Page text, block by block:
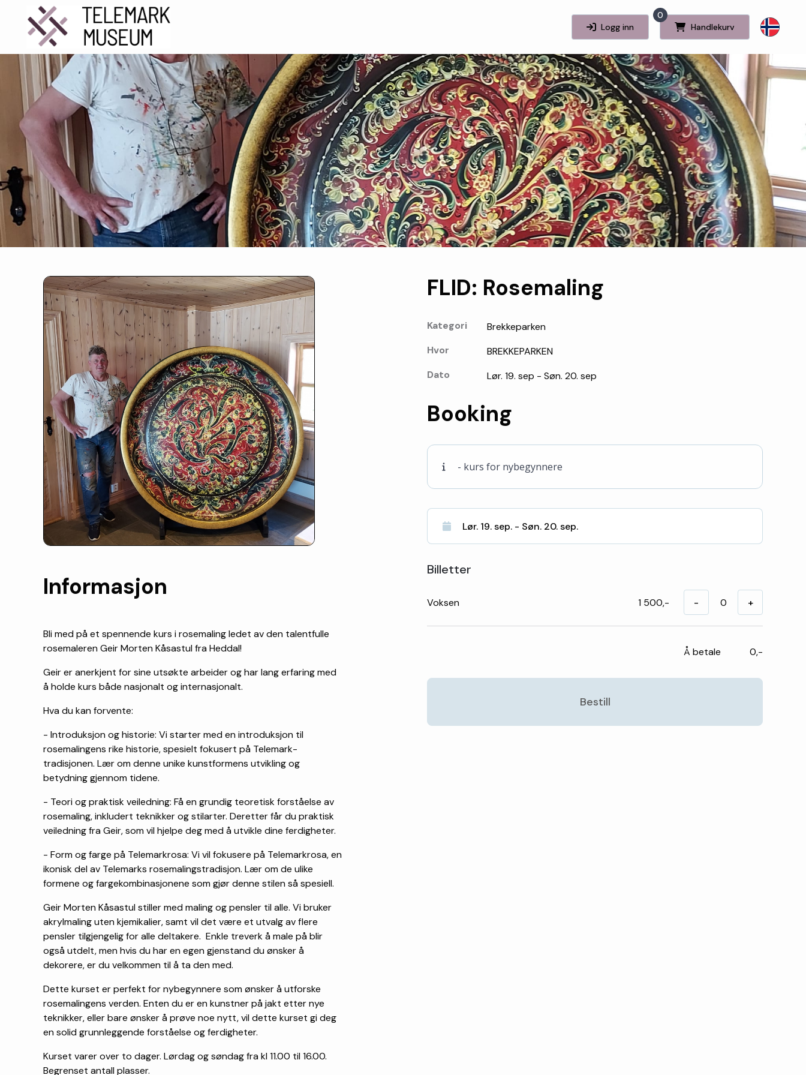
Logg inn Handlekurv
0
Informasjon
Bli med på et spennende kurs i rosemaling ledet av den talentfulle
rosemaleren Geir Morten Kåsastul fra Heddal!
Geir er anerkjent for sine utsøkte arbeider og har lang erfaring med
å holde kurs både nasjonalt og internasjonalt.
Hva du kan forvente:
- Introduksjon og historie: Vi starter med en introduksjon til
rosemalingens rike historie, spesielt fokusert på Telemark-
tradisjonen. Lær om denne unike kunstformens utvikling og
betydning gjennom tidene.
- Teori og praktisk veiledning: Få en grundig teoretisk forståelse av
rosemaling, inkludert teknikker og stilarter. Deretter får du praktisk
veiledning fra Geir, som vil hjelpe deg med å utvikle dine ferdigheter.
- Form og farge på Telemarkrosa: Vi vil fokusere på Telemarkrosa, en
ikonisk del av Telemarks rosemalingstradisjon. Lær om de ulike
formene og fargekombinasjonene som gjør denne stilen så spesiell.
Geir Morten Kåsastul stiller med maling og pensler til alle. Vi bruker
akrylmaling uten kjemikalier, samt vil det være et utvalg av flere
pensler tilgjengelig for alle deltakere. Enkle treverk å male på blir
også utdelt, men hvis du har en egen gjenstand du ønsker å
dekorere, er du velkommen til å ta den med.
Dette kurset er perfekt for nybegynnere som ønsker å utforske
rosemalingens verden. Enten du er en kunstner på jakt etter nye
teknikker, eller bare ønsker å prøve noe nytt, vil dette kurset gi deg
en solid grunnleggende forståelse og ferdigheter.
Kurset varer over to dager. Lørdag og søndag fra kl 11.00 til 16.00.
Begrenset antall plasser.
FLID: Rosemaling
Kategori
Brekkeparken
Hvor
BREKKEPARKEN
Dato
Lør. 19. sep - Søn. 20. sep
Booking
- kurs for nybegynnere
Lør. 19. sep. - Søn. 20. sep.
Billetter
Voksen 1 500,- - +
Å betale 0,-
Bestill